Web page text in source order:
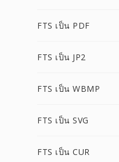
FTS เป็น PDF
FTS เป็น JP2
FTS เป็น WBMP
FTS เป็น SVG
FTS เป็น CUR